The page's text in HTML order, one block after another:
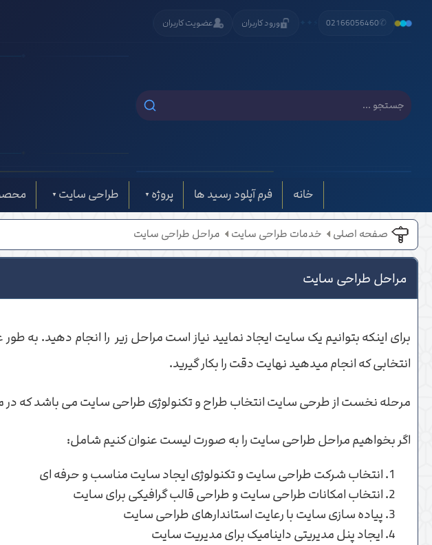
✆
02166056460 ورود کاربران عضویت کاربران
خانه فرم آپلود رسید ها پروژه طراحی سایت
صفحه اصلی خدمات طراحی سایت مراحل طراحی سایت
مراحل طراحی سایت
برای اینکه بتوانیم یک سایت ایجاد نمایید نیاز است مراحل زیر را انجام دهید.
انتخابی که انجام میدهید نهایت دقت را بکار گیرید.
مرحله نخست از طرحی سایت انتخاب طراح و تکنولوژی طراحی سایت می باشد که در
اگر بخواهیم مراحل طراحی سایت را به صورت لیست عنوان کنیم شامل:
انتخاب شرکت طراحی سایت و تکنولوژی ایجاد سایت مناسب و حرفه ای
انتخاب امکانات طراحی سایت و طراحی قالب گرافیکی برای سایت
پیاده سازی سایت با رعایت استاندارهای طراحی سایت
ایجاد پنل مدیریتی داینامیک برای مدیریت سایت